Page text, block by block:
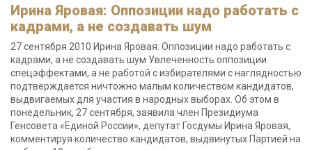
Ирина Яровая: Оппозиции надо работать с
кадрами, а не создавать шум
27 сентября 2010 Ирина Яровая: Оппозиции надо работать с
кадрами, а не создавать шум Увлеченность оппозиции
спецэффектами, а не работой с избирателями с наглядностью
подтверждается ничтожно малым количеством кандидатов,
выдвигаемых для участия в народных выборах. Об этом в
понедельник, 27 сентября, заявила член Президиума
Генсовета «Единой России», депутат Госдумы Ирина Яровая,
комментируя количество кандидатов, выдвинутых Партией на